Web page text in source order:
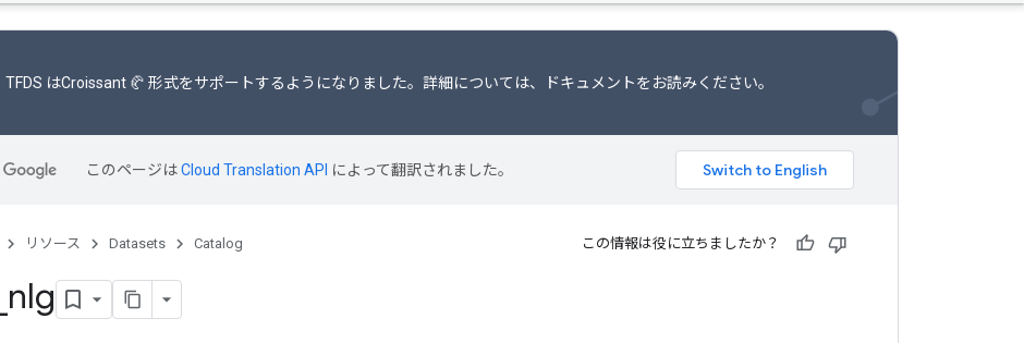
TFDS はCroissant 🥐 形式をサポートするようになりました。詳細については、ドキュメントをお読みください。
このページはCloud Translation API によって翻訳されました。
リソース Datasets Catalog この情報は役に立ちましたか？
nlg